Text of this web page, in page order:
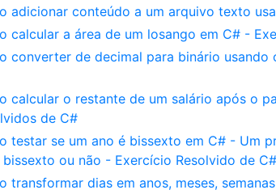
adicionar conteúdo a um arquivo texto
calcular a área de um losango em C# -
converter de decimal para binário
calcular o restante de um salário após o
de C#
testar se um ano é bissexto em C# - Um
bissexto ou não - Exercício Resolvido de C#
transformar dias em anos, meses,